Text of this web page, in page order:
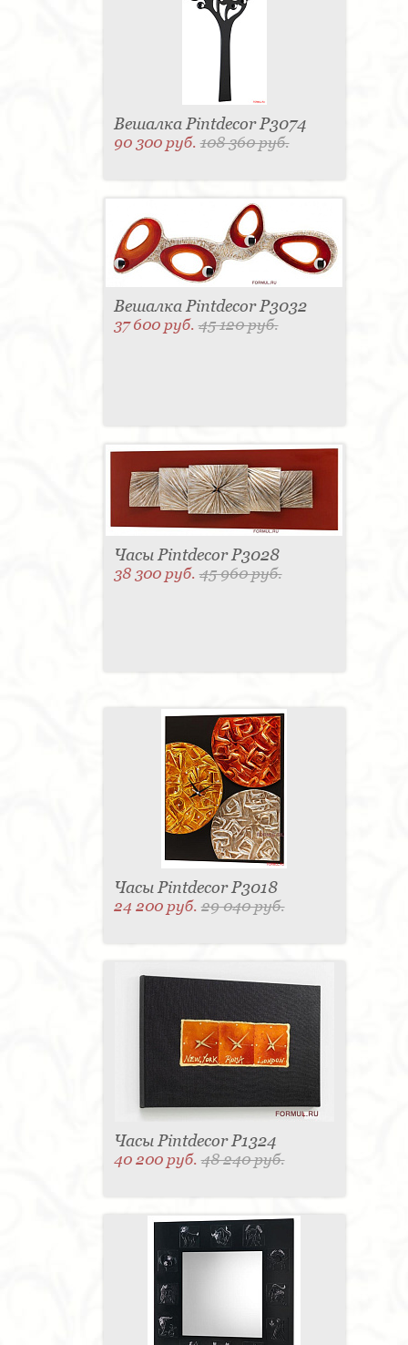
Вешалка Pintdecor P3074
90 300 руб.108 360 руб.
Вешалка Pintdecor P3032
37 600 руб.45 120 руб.
Часы Pintdecor P3028
38 300 руб.45 960 руб.
Часы Pintdecor P3018
24 200 руб.29 040 руб.
Часы Pintdecor P1324
40 200 руб.48 240 руб.